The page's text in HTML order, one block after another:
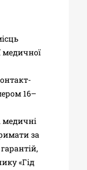
медичної
16–
медичні
за
«Гід